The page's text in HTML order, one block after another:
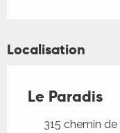
Localisation
Le Paradis
315 chemin